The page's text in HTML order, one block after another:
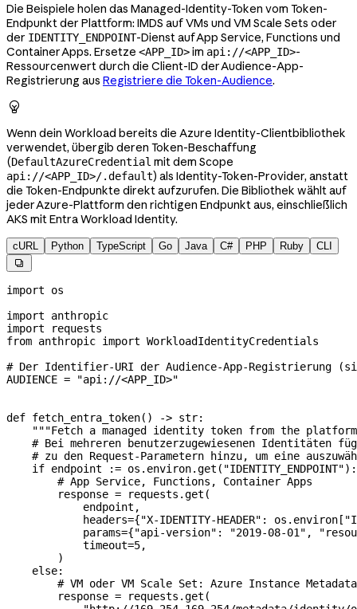
Die Beispiele holen das Managed-Identity-Token vom Token-
Endpunkt der Plattform: IMDS auf VMs und VM Scale Sets oder
der IDENTITY_ENDPOINT-Dienst auf App Service, Functions und
Container Apps. Ersetze <APP_ID>im api://<APP_ID>-
Ressourcenwert durch die Client-ID der Audience-App-
Registrierung aus Registriere die Token-Audience.

Wenn dein Workload bereits die Azure Identity-Clientbibliothek
verwendet, übergib deren Token-Beschaffung
(DefaultAzureCredential mit dem Scope
api://<APP_ID>/.default) als Identity-Token-Provider, anstatt
die Token-Endpunkte direkt aufzurufen. Die Bibliothek wählt auf
jeder Azure-Plattform den richtigen Endpunkt aus, einschließlich
AKS mit Entra Workload Identity.
cURL Python TypeScript Go Java C# PHP Ruby CLI

import os
import anthropic
import requests
from anthropic import WorkloadIdentityCredentials
# Der Identifier-URI der Audience-App-Registrierung
AUDIENCE = "api://<APP_ID>"
def fetch_entra_token() -> str:
"""Fetch a managed identity token from the
# Bei mehreren benutzerzugewiesenen Identitäten
# zu den Request-Parametern hinzu, um eine
    if
endpoint := os.environ.get( "IDENTITY_ENDPOINT"):
        # App Service, Functions, Container Apps
        response
= requests.get(
            endpoint,
            headers
={"X-IDENTITY-HEADER" : os.environ[
            params
={"api-version" : "2019-08-01" ,
            timeout
=5,
        )
    else
:
# VM oder VM Scale Set: Azure Instance
        response
= requests.get(